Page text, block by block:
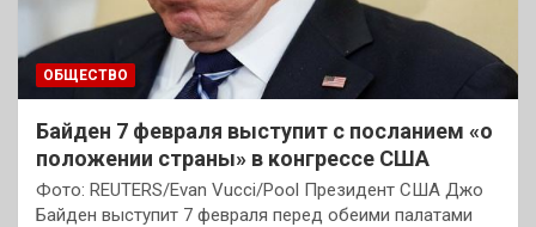
ОБЩЕСТВО
Байден 7 февраля выступит с посланием «о
положении страны» в конгрессе США
Фото: REUTERS/Evan Vucci/Pool Президент США Джо
Байден выступит 7 февраля перед обеими палатами